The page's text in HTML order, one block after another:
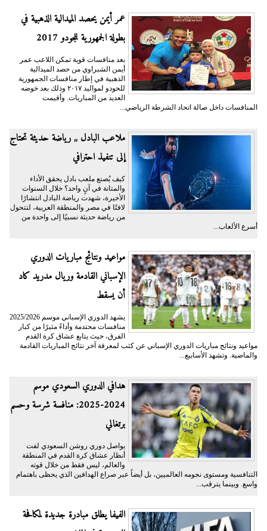
عمر أيمن يحصد الميدالية الذهبية في
بطولة الجمهورية للجودو 2017
بعد منافسات قوية تمكن اللاعب عمر
أيمن الشبراوي من حصد الميدالية
الذهبية في إطار منافسات الجمهورية
للحودو لمواليد ٢٠١٧ وذلك بعد خوضه
العديد من المباريات. وأقيمت
المنافسات داخل صالة اتحاد الشرطة الرياضي...
ملاعب البادل ,, رياضة حديثة تحتاج
إلى تنفيذ احترافي
كيف يُصنع ملعب بادل يحقق الأداء
والمتانة في آنٍ واحد؟ خلال السنوات
الأخيرة، شهدت رياضة البادل انتشارًا
لافتًا في مصر والمنطقة العربية، لتتحول
من رياضة حديثة نسبيًا إلى واحدة من
أسرع الألعاب...
مواعيد ونتائج مباريات الدوري
الإسباني القادمة وريال مدريد كاد
أن يسقط
يشهد الدوري الإسباني موسم 2025/2026
منافسات محتدمة وأداءً مثيرًا من كبار
الفرق، حيث يتابع عشاق كرة القدم
مواعيد ونتائج مباريات الدوري الإسباني عن كثب لمعرفة آخر نتائج المباريات القادمة
والماضية. وتشهد الأسابيع...
هدافي الدوري السعودي موسم
2024-2025: منافسة شرسة وحسم
برتغالي
يواصل دوري روشن السعودي لفت
أنظار عشاق كرة القدم في المنطقة
والعالم، ليس فقط من خلال قوته
التنافسية ومستوى نجومه العالميين، بل أيضاً عبر صراع الهدافين الذي يحظى باهتمام
واسع. وبينما يترقب...
الفيفا يطلق مبادرة جديدة لمكافحة